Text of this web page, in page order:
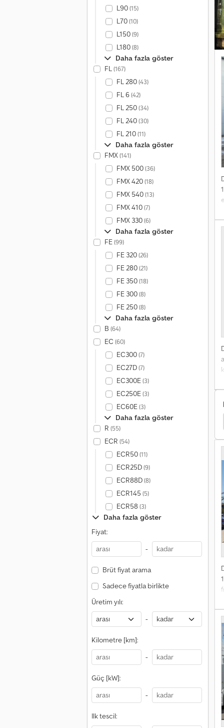
L90(15)
L70(10)
L150(9)
L180(8)
Daha fazla göster
FL(167)
FL 280(43)
FL 6(42)
FL 250(34)
FL 240(30)
FL 210(11)
Daha fazla göster
FMX(141)
FMX 500(36)
FMX 420(18)
FMX 540(13)
FMX 410(7)
FMX 330(6)
Daha fazla göster
FE(99)
FE 320(26)
FE 280(21)
FE 350(18)
FE 300(8)
FE 250(8)
Daha fazla göster
B (64)
EC (60)
EC300(7)
EC27D(7)
EC300E(3)
EC250E(3)
EC60E(3)
Daha fazla göster
R (55)
ECR (54)
ECR50(11)
ECR25D(9)
ECR88D(8)
ECR145 (5)
ECR58 (3)
Daha fazla göster
Fiyat:
-
Brüt fiyat arama
Sadece fiyatla birlikte
Üretim yılı:
-
Kilometre [km]:
-
Güç [kW]:
-
Ilk tescil:
Sommer İçecek Kurulumu